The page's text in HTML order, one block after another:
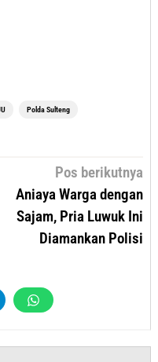
Polda Sulteng
Pos berikutnya
Aniaya Warga dengan
Sajam, Pria Luwuk Ini
Diamankan Polisi